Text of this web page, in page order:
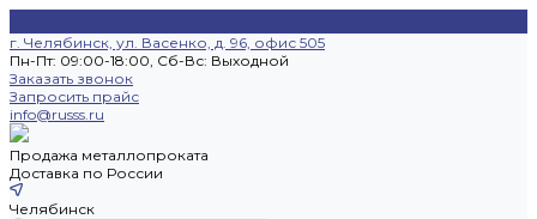
г. Челябинск, ул. Васенко, д. 96, офис 505
Пн-Пт: 09:00-18:00, Cб-Вс: Выходной
Заказать звонок
Запросить прайс
info@russs.ru
Продажа металлопроката
Доставка по России
Челябинск